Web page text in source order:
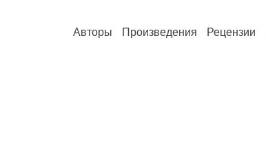
Авторы Произведения Рецензии